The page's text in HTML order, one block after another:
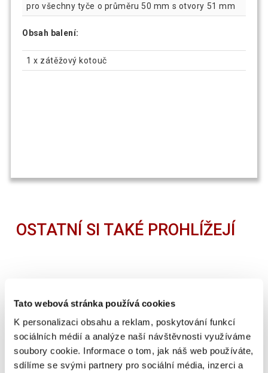
Tato webová stránka používá cookies
K personalizaci obsahu a reklam, poskytování funkcí
sociálních médií a analýze naší návštěvnosti využíváme
soubory cookie. Informace o tom, jak náš web používáte,
sdílíme se svými partnery pro sociální média, inzerci a
pro všechny tyče o průměru 50 mm s otvory 51 mm
Obsah balení:
1 x zátěžový kotouč
OSTATNÍ SI TAKÉ PROHLÍŽEJÍ